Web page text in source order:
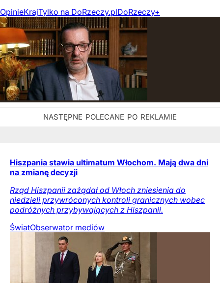
OpinieKrajTylko na DoRzeczy.plDoRzeczy+
Hiszpania stawia ultimatum Włochom. Mają dwa dni
na zmianę decyzji
Rząd Hiszpanii zażądał od Włoch zniesienia do
niedzieli przywróconych kontroli granicznych wobec
podróżnych przybywających z Hiszpanii.
ŚwiatObserwator mediów